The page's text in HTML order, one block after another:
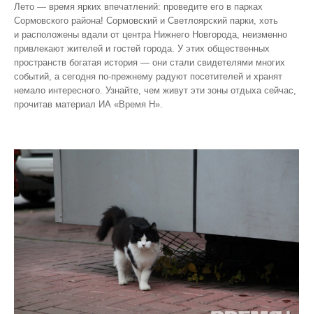
Лето — время ярких впечатлений: проведите его в парках
Сормовского района! Сормовский и Светлоярский парки, хоть
и расположены вдали от центра Нижнего Новгорода, неизменно
привлекают жителей и гостей города. У этих общественных
пространств богатая история — они стали свидетелями многих
событий, а сегодня по‑прежнему радуют посетителей и хранят
немало интересного. Узнайте, чем живут эти зоны отдыха сейчас,
прочитав материал ИА «Время Н».